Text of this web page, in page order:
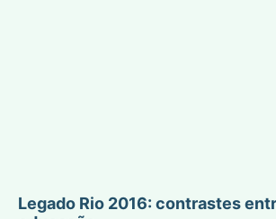
Legado Rio 2016: contrastes